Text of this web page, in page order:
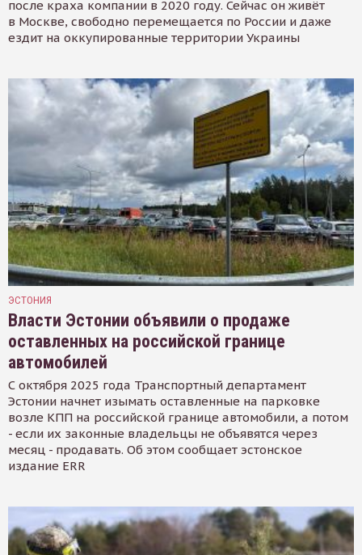
после краха компании в 2020 году. Сейчас он живёт
в Москве, свободно перемещается по России и даже
ездит на оккупированные территории Украины
ЭСТОНИЯ
Власти Эстонии объявили о продаже
оставленных на российской границе
автомобилей
С октября 2025 года Транспортный департамент
Эстонии начнет изымать оставленные на парковке
возле КПП на российской границе автомобили, а потом
- если их законные владельцы не объявятся через
месяц - продавать. Об этом сообщает эстонское
издание ERR